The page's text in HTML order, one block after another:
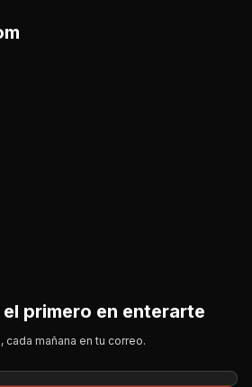
primero en enterarte
mañana en tu correo.